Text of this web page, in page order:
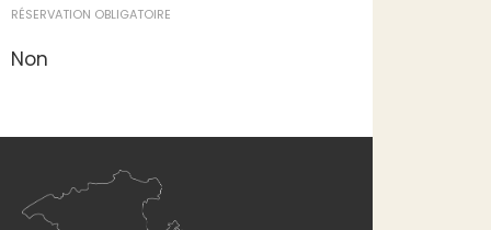
RÉSERVATION OBLIGATOIRE
Non